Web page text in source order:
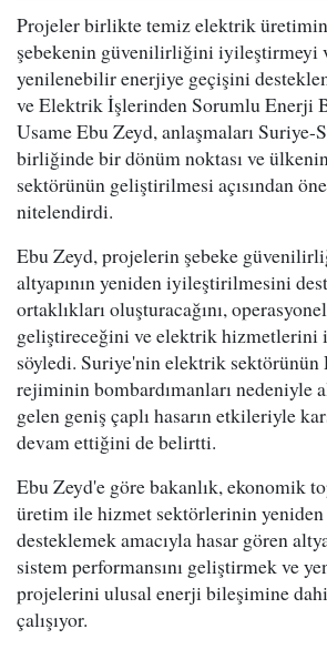
Projeler birlikte temiz elektrik
şebekenin güvenilirliğini iyileştirmeyi
yenilenebilir enerjiye geçişini
ve Elektrik İşlerinden Sorumlu Enerji
Usame Ebu Zeyd, anlaşmaları Suriye-
birliğinde bir dönüm noktası ve
sektörünün geliştirilmesi açısından
nitelendirdi.
Ebu Zeyd, projelerin şebeke
altyapının yeniden iyileştirilmesini
ortaklıkları oluşturacağını,
geliştireceğini ve elektrik hizmetlerini
söyledi. Suriye'nin elektrik sektörünün
rejiminin bombardımanları nedeniyle
gelen geniş çaplı hasarın etkileriyle
devam ettiğini de belirtti.
Ebu Zeyd'e göre bakanlık, ekonomik
üretim ile hizmet sektörlerinin yeniden
desteklemek amacıyla hasar gören
sistem performansını geliştirmek ve
projelerini ulusal enerji bileşimine
çalışıyor.